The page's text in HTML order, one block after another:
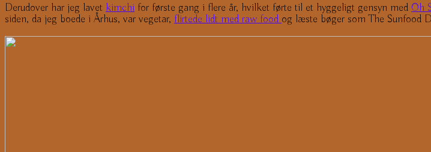
Derudover har jeg lavet kimchi for første gang i flere år, hvilket førte til et hyggeligt gensyn med Oh
siden, da jeg boede i Århus, var vegetar, flirtede lidt med raw food og læste bøger som The Sunfood